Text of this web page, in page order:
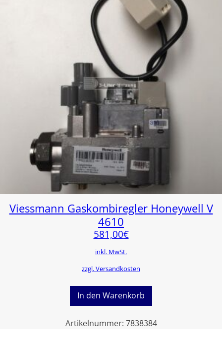
Viessmann Gaskombiregler Honeywell V
4610
581,00€
inkl. MwSt.
zzgl. Versandkosten
In den Warenkorb
Artikelnummer: 7838384